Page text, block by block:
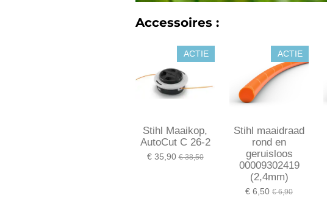
Accessoires :
ACTIE
Stihl Maaikop,
AutoCut C 26-2
€ 35,90 € 38,50
ACTIE
Stihl maaidraad
rond en
geruisloos
00009302419
(2,4mm)
€ 6,50 € 6,90